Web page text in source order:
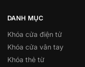
DANH MỤC
Khóa cửa điện tử
Khóa cửa vân tay
Khóa thẻ từ